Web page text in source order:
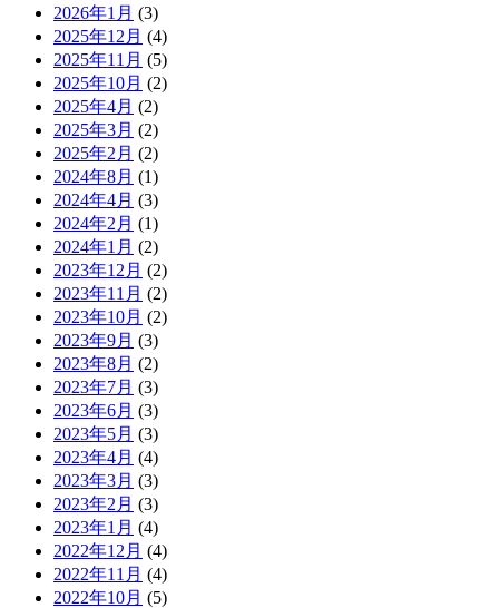
2026年1月 (3)
2025年12月 (4)
2025年11月 (5)
2025年10月 (2)
2025年4月 (2)
2025年3月 (2)
2025年2月 (2)
2024年8月 (1)
2024年4月 (3)
2024年2月 (1)
2024年1月 (2)
2023年12月 (2)
2023年11月 (2)
2023年10月 (2)
2023年9月 (3)
2023年8月 (2)
2023年7月 (3)
2023年6月 (3)
2023年5月 (3)
2023年4月 (4)
2023年3月 (3)
2023年2月 (3)
2023年1月 (4)
2022年12月 (4)
2022年11月 (4)
2022年10月 (5)